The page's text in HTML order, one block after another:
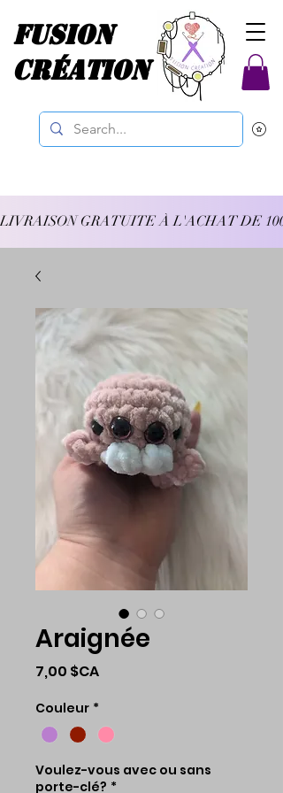
Fusion
Création
LIVRAISON GRATUITE À L'ACHAT DE
Araignée
7,00 $CAPrix
Couleur *
Voulez-vous avec ou sans
porte-clé? *